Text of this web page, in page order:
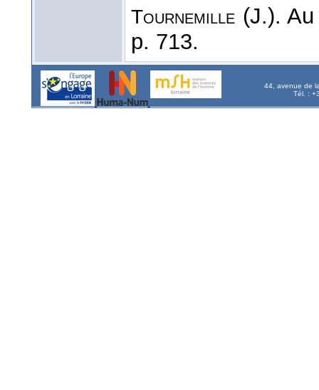
Tournemille (J.).
p. 713.
44, avenue de
Tél. :